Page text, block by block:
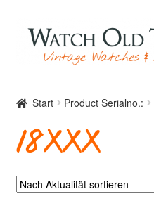
Zur
Navigation
springen
Zum
Inhalt
springen
Uhren
Start Product Serialno.:
18XXX